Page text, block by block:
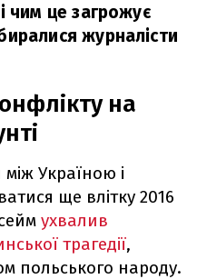
чим це загрожує
журналісти
на
Україною і
ще влітку 2016
ухвалив
трагедії,
польського народу.